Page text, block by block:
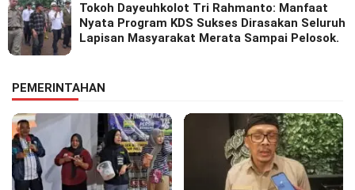
Tokoh Dayeuhkolot Tri Rahmanto: Manfaat
Nyata Program KDS Sukses Dirasakan Seluruh
Lapisan Masyarakat Merata Sampai Pelosok.
PEMERINTAHAN